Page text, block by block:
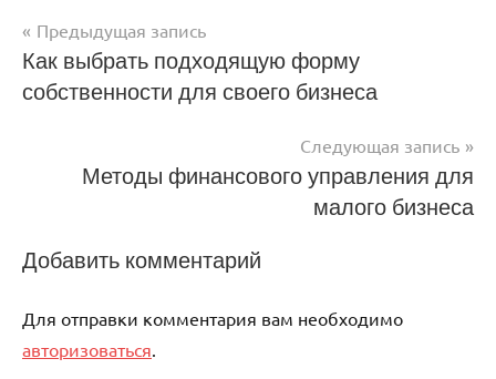
Навигация
по
Предыдущая запись
Как выбрать подходящую форму
собственности для своего бизнеса
Следующая запись
Методы финансового управления для
малого бизнеса
Добавить комментарий
Для отправки комментария вам необходимо
авторизоваться.